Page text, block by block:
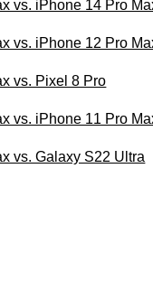
vs. iPhone 14 Pro
vs. iPhone 12 Pro
vs. Pixel 8 Pro
vs. iPhone 11 Pro
vs. Galaxy S22 Ultra